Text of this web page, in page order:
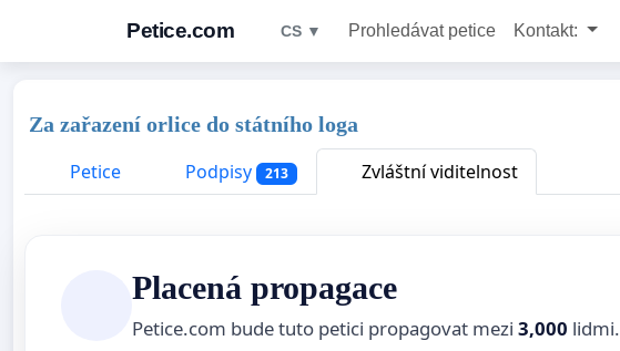
Petice.com CS ▼ Prohledávat petice Kontakt:
Za zařazení orlice do státního loga
Petice
Podpisy 213 Zvláštní viditelnost
Placená propagace
Petice.com bude tuto petici propagovat mezi 3,000 lidmi.